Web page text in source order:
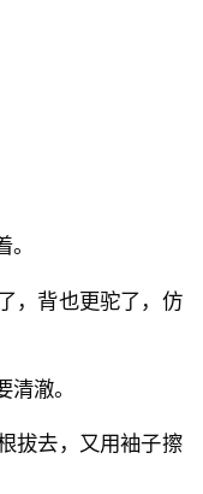
，背也更驼了，仿
澈。
拔去，又用袖子擦